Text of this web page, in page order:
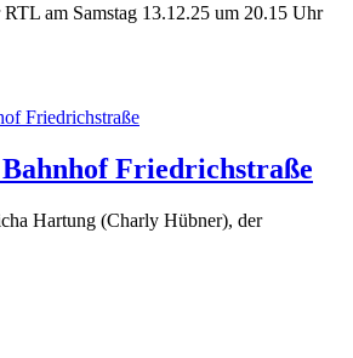
am Samstag 13.12.25 um 20.15 Uhr
Friedrichstraße
Hartung (Charly Hübner), der